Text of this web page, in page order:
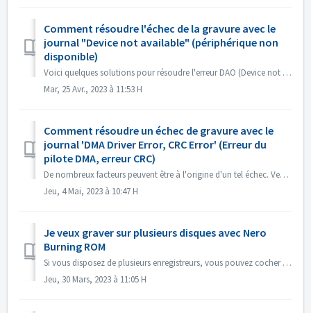
Comment résoudre l'échec de la gravure avec le
journal "Device not available" (périphérique non
disponible)
Voici quelques solutions pour résoudre l'erreur DAO (Device not available). Mettez à jour ou annulez le micrologiciel du pilote Ce problème survien...
Mar, 25 Avr., 2023 à 11:53 H
Comment résoudre un échec de gravure avec le
journal 'DMA Driver Error, CRC Error' (Erreur du
pilote DMA, erreur CRC)
De nombreux facteurs peuvent être à l'origine d'un tel échec. Veuillez essayer les méthodes suivantes : 1. Changez les câbles de données sur le ...
Jeu, 4 Mai, 2023 à 10:47 H
Je veux graver sur plusieurs disques avec Nero
Burning ROM
Si vous disposez de plusieurs enregistreurs, vous pouvez cocher l'option "Utiliser plusieurs enregistreurs" dans l'onglet Gravure avant de...
Jeu, 30 Mars, 2023 à 11:05 H